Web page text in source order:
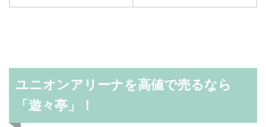
ユニオンアリーナを高値で売るなら
「遊々亭」！